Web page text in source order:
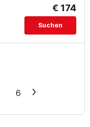
€ 174
Suchen
6